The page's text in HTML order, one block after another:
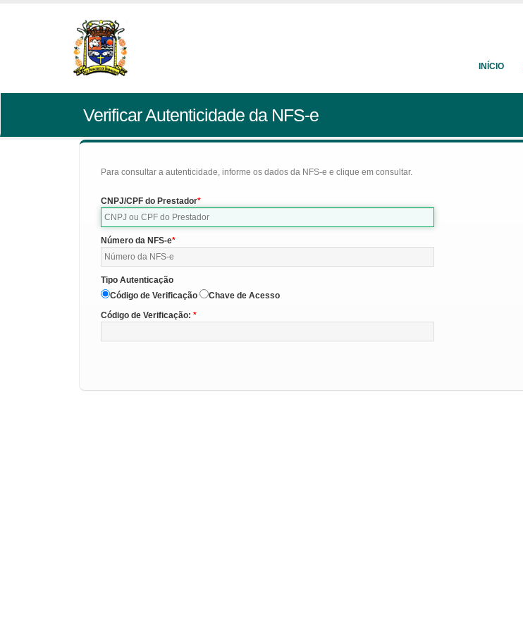
INÍCIO
Verificar Autenticidade da NFS-e
Para consultar a autenticidade, informe os dados da NFS-e e clique em consultar.
CNPJ/CPF do Prestador
Número da NFS-e
Tipo Autenticação
Código de Verificação
Chave de Acesso
Código de Verificação: